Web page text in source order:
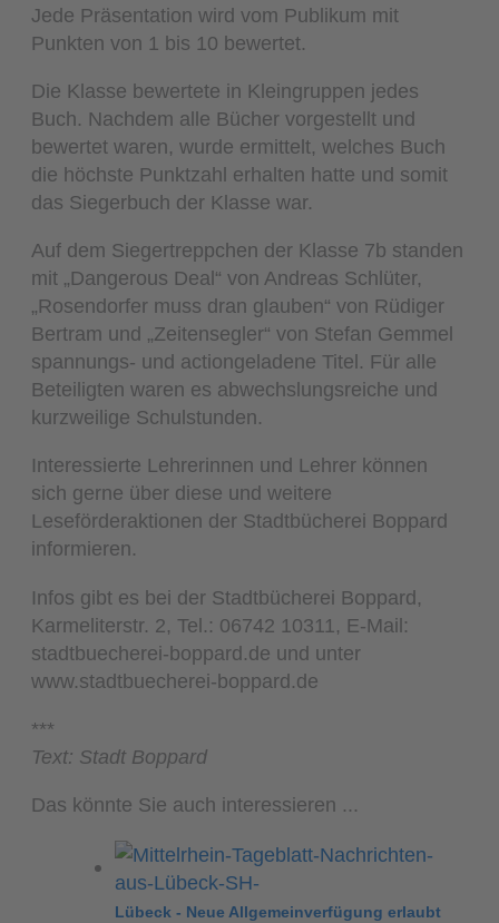
Jede Präsentation wird vom Publikum mit
Punkten von 1 bis 10 bewertet.
Die Klasse bewertete in Kleingruppen jedes
Buch. Nachdem alle Bücher vorgestellt und
bewertet waren, wurde ermittelt, welches Buch
die höchste Punktzahl erhalten hatte und somit
das Siegerbuch der Klasse war.
Auf dem Siegertreppchen der Klasse 7b standen
mit „Dangerous Deal“ von Andreas Schlüter,
„Rosendorfer muss dran glauben“ von Rüdiger
Bertram und „Zeitensegler“ von Stefan Gemmel
spannungs- und actiongeladene Titel. Für alle
Beteiligten waren es abwechslungsreiche und
kurzweilige Schulstunden.
Interessierte Lehrerinnen und Lehrer können
sich gerne über diese und weitere
Leseförderaktionen der Stadtbücherei Boppard
informieren.
Infos gibt es bei der Stadtbücherei Boppard,
Karmeliterstr. 2, Tel.: 06742 10311, E-Mail:
stadtbuecherei-boppard.de und unter
www.stadtbuecherei-boppard.de
***
Text: Stadt Boppard
Das könnte Sie auch interessieren ...
Lübeck - Neue Allgemeinverfügung erlaubt